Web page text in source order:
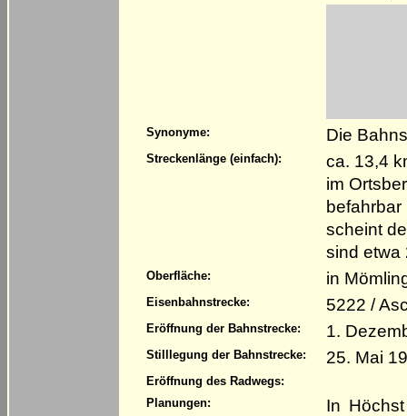
Synonyme: Die
Streckenlänge (einfach):
ca. 13,4
im
scheint
sind etwa
Oberfläche: in
Eisenbahnstrecke: 5222 /
Eröffnung der Bahnstrecke: 1.
Stilllegung der Bahnstrecke: 25. Mai
Eröffnung des Radwegs:
Planungen:
In